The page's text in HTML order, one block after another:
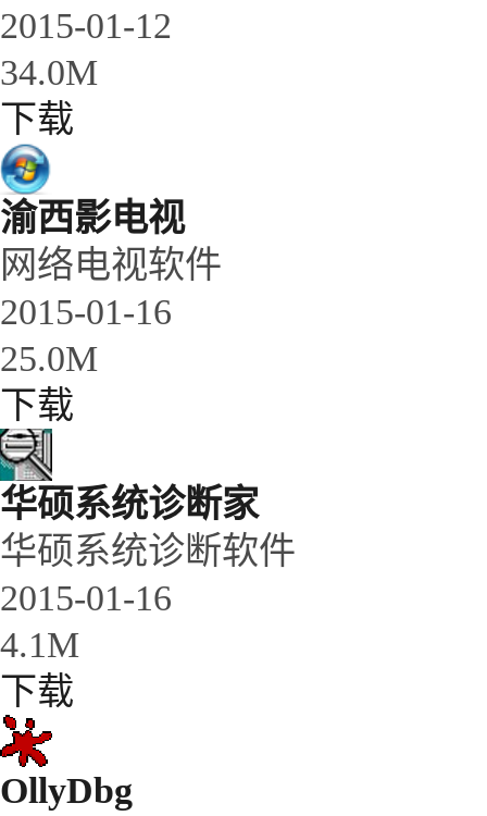
2015-01-12
34.0M
下载
渝西影电视
网络电视软件
2015-01-16
25.0M
下载
华硕系统诊断家
华硕系统诊断软件
2015-01-16
4.1M
下载
OllyDbg